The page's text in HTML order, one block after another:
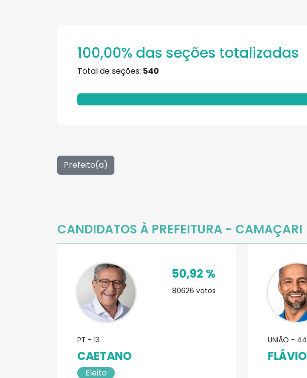
100,00% das seções totalizadas
Total de seções: 540
Prefeito(a)
CANDIDATOS À PREFEITURA - CAMAÇARI
50,92 %
80626 votos
PT - 13
CAETANO
Eleito
UNIÃO - 44
FLÁVIO